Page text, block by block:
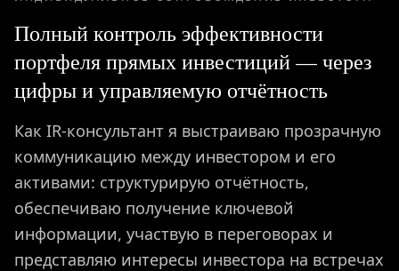
Полный контроль эффективности
портфеля прямых инвестиций — через
цифры и управляемую отчётность
Как IR-консультант я выстраиваю прозрачную
коммуникацию между инвестором и его
активами: структурирую отчётность,
обеспечиваю получение ключевой
информации, участвую в переговорах и
представляю интересы инвестора на встречах